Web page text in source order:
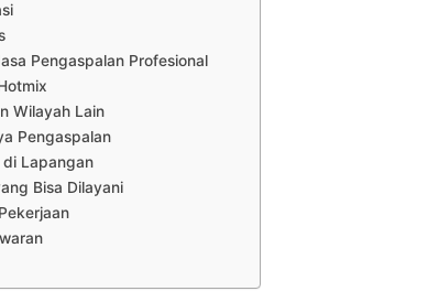
Pengaspalan Profesional
Wilayah Lain
Pengaspalan
di Lapangan
Bisa Dilayani